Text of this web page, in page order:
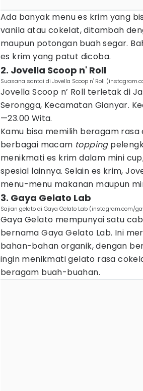
Ada banyak menu es krim yang
vanila atau cokelat, ditambah
maupun potongan buah segar.
es krim yang patut dicoba.
2. Jovella Scoop n' Roll
Suasana santai di Jovella Scoop n' Roll
Jovella Scoop n’ Roll terletak di
Serongga, Kecamatan Gianyar.
—23.00 Wita.
Kamu bisa memilih beragam
berbagai macam topping
menikmati es krim dalam mini
spesial lainnya. Selain es krim,
menu-menu makanan maupun
3. Gaya Gelato Lab
Sajian gelato di Gaya Gelato Lab (instagram.com/
Gaya Gelato mempunyai satu
bernama Gaya Gelato Lab. Ini
bahan-bahan organik, dengan
ingin menikmati gelato rasa
beragam buah-buahan.